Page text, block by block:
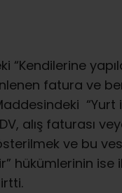
“Kendilerine
fatura ve
alış faturası
ve bu
hükümlerinin ise